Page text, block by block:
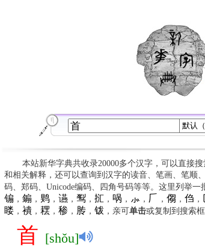
本站新华字典共收录20000多个汉字，可以直接
和相关解释，还可以查询到汉字的读音、笔画、笔顺
码、郑码、Unicode编码、四角号码等等。这里列举一
䦂 ， 䥇 ， 䴗， 䜩， 䴕， 㧟 ， 㖞 ， ⺗ ， 𠂆 ， 㑳 ， 㑇 ，
䁖， 䙡， 䎬 ， 䅟， 䏝， 䥽，亲可单击或复制到搜索框
首 [shǒu]